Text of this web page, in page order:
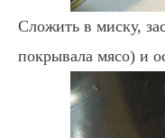
Сложить в миску,
покрывала мясо) и